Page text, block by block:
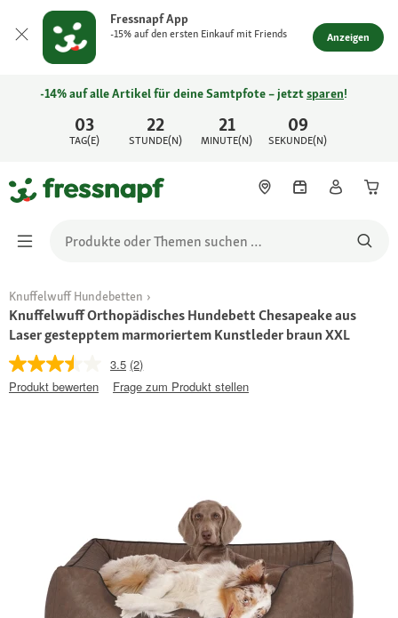
Fressnapf App
-15% auf den ersten Einkauf mit Friends Anzeigen
03
TAG(E)
22
STUNDE(N)
21
MINUTE(N)
09
SEKUNDE(N)
-14% auf alle Artikel für deine Samtpfote – jetztsparen!
Knuffelwuff Hundebetten
Knuffelwuff Orthopädisches Hundebett Chesapeake aus
Laser gestepptem marmoriertem Kunstleder braun XXL
3.5 (2)
Produkt bewerten
Frage zum Produkt stellen